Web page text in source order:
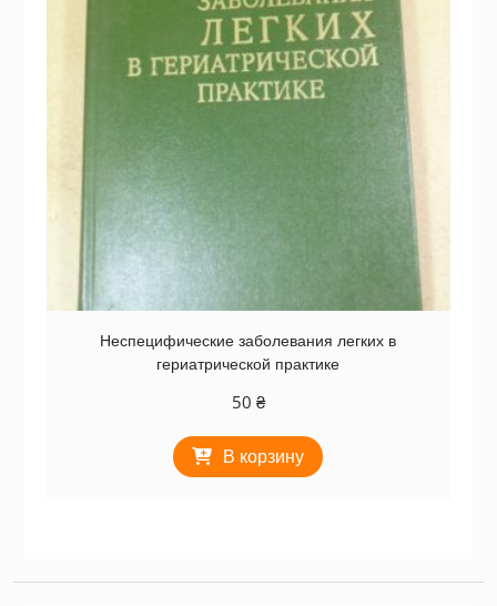
Неспецифические заболевания легких в
гериатрической практике
50 ₴
В корзину